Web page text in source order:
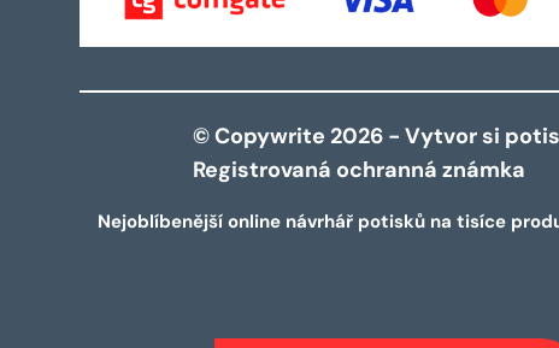
© Copywrite 2026 - Vytvor si
Registrovaná ochranná známka
Nejoblíbenější online návrhář potisků na tisíce